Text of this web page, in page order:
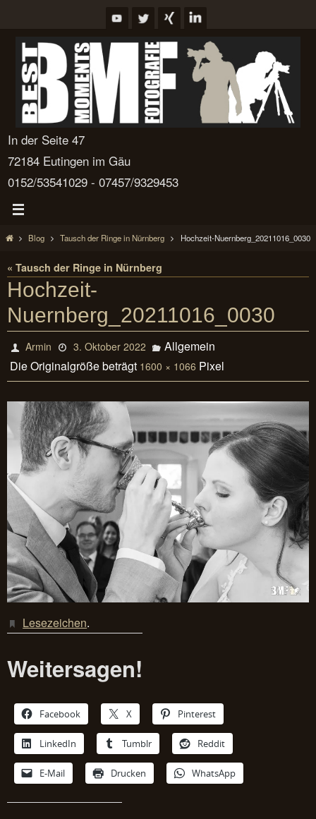
springen
In der Seite 47
72184 Eutingen im Gäu
0152/53541029 - 07457/9329453
StartBlog Tausch der Ringe in Nürnberg Hochzeit-Nuernberg_20211016_0030
« Tausch der Ringe in Nürnberg
Hochzeit-
Nuernberg_20211016_0030
Armin 3. Oktober 2022
Allgemein
Die Originalgröße beträgt 1600 × 1066 Pixel
Lesezeichen.
Weitersagen!
Facebook X Pinterest
LinkedIn Tumblr Reddit
E-Mail Drucken WhatsApp